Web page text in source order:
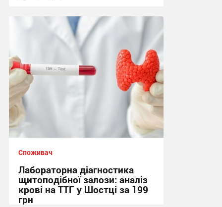
10:02 вчора
Споживач
Лабораторна діагностика
щитоподібної залози: аналіз
крові на ТТГ у Шостці за 199
грн